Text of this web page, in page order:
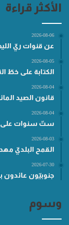
الأكثر قراءة
2026-08-06
عن قنوات ريّ
2026-08-05
الكتابة على خطّ
2026-08-04
قانون الصيد
2026-08-04
ستّ سنوات على
2026-08-03
القمح البلديّ
2026-07-30
جنوبيّون عائدون
وسوم